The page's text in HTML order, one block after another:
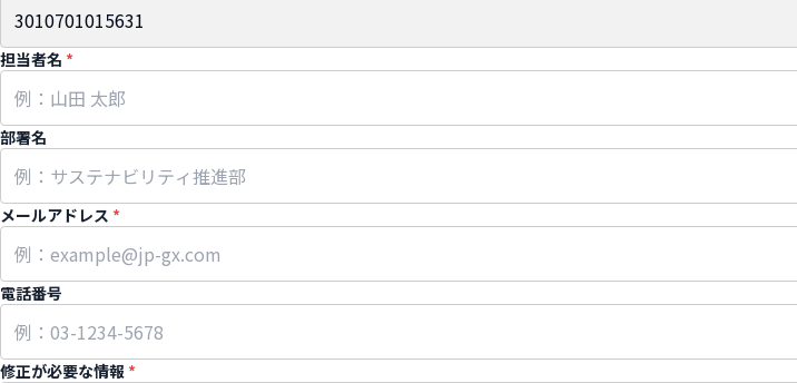
担当者名 *
部署名
メールアドレス *
電話番号
修正が必要な情報 *